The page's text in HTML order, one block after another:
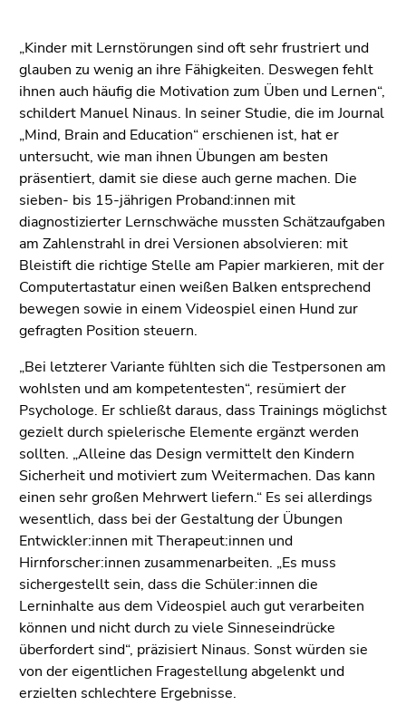
(Zugriffstaste
9)
„Kinder mit Lernstörungen sind oft sehr frustriert und
glauben zu wenig an ihre Fähigkeiten. Deswegen fehlt
ihnen auch häufig die Motivation zum Üben und Lernen“,
schildert Manuel Ninaus. In seiner Studie, die im Journal
„Mind, Brain and Education“ erschienen ist, hat er
untersucht, wie man ihnen Übungen am besten
präsentiert, damit sie diese auch gerne machen. Die
sieben- bis 15-jährigen Proband:innen mit
diagnostizierter Lernschwäche mussten Schätzaufgaben
am Zahlenstrahl in drei Versionen absolvieren: mit
Bleistift die richtige Stelle am Papier markieren, mit der
Computertastatur einen weißen Balken entsprechend
bewegen sowie in einem Videospiel einen Hund zur
gefragten Position steuern.
„Bei letzterer Variante fühlten sich die Testpersonen am
wohlsten und am kompetentesten“, resümiert der
Psychologe. Er schließt daraus, dass Trainings möglichst
gezielt durch spielerische Elemente ergänzt werden
sollten. „Alleine das Design vermittelt den Kindern
Sicherheit und motiviert zum Weitermachen. Das kann
einen sehr großen Mehrwert liefern.“ Es sei allerdings
wesentlich, dass bei der Gestaltung der Übungen
Entwickler:innen mit Therapeut:innen und
Hirnforscher:innen zusammenarbeiten. „Es muss
sichergestellt sein, dass die Schüler:innen die
Lerninhalte aus dem Videospiel auch gut verarbeiten
können und nicht durch zu viele Sinneseindrücke
überfordert sind“, präzisiert Ninaus. Sonst würden sie
von der eigentlichen Fragestellung abgelenkt und
erzielten schlechtere Ergebnisse.